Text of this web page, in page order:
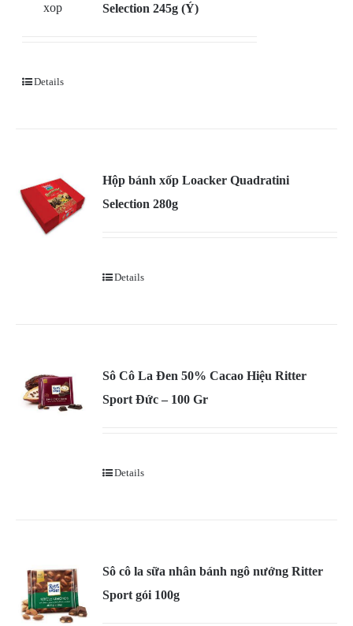
Selection 245g (Ý)
Details
Hộp bánh xốp Loacker Quadratini
Selection 280g
Details
Sô Cô La Đen 50% Cacao Hiệu Ritter
Sport Đức – 100 Gr
Details
Sô cô la sữa nhân bánh ngô nướng Ritter
Sport gói 100g